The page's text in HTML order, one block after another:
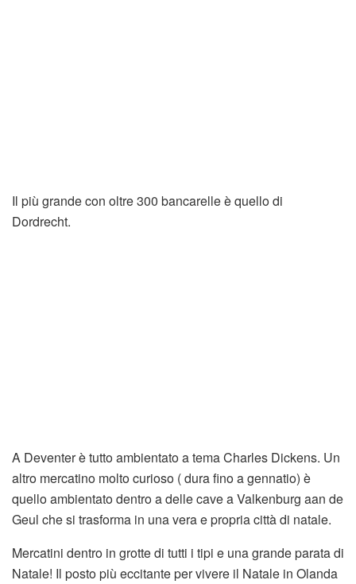
Il più grande con oltre 300 bancarelle è quello di
Dordrecht.
A Deventer è tutto ambientato a tema Charles Dickens. Un
altro mercatino molto curioso ( dura fino a gennatio) è
quello ambientato dentro a delle cave a Valkenburg aan de
Geul che si trasforma in una vera e propria città di natale.
Mercatini dentro in grotte di tutti i tipi e una grande parata di
Natale! Il posto più eccitante per vivere il Natale in Olanda